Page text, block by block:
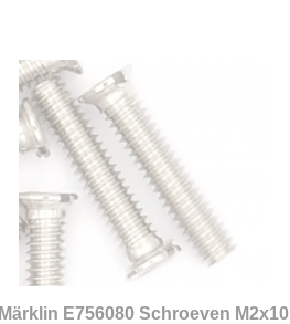
Märklin E756080 Schroeven M2x10